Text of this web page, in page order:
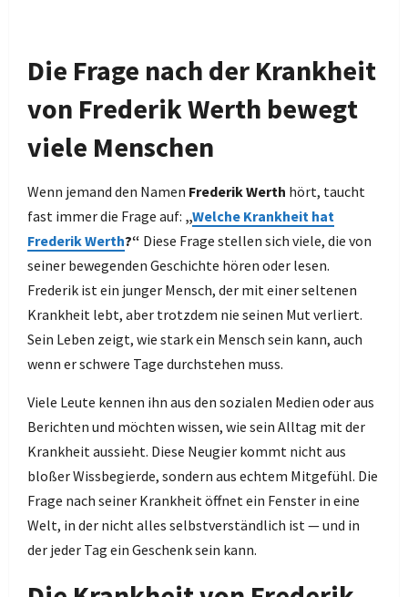
Die Frage nach der Krankheit
von Frederik Werth bewegt
viele Menschen
Wenn jemand den Namen Frederik Werth hört, taucht
fast immer die Frage auf: „Welche Krankheit hat
Frederik Werth?“ Diese Frage stellen sich viele, die von
seiner bewegenden Geschichte hören oder lesen.
Frederik ist ein junger Mensch, der mit einer seltenen
Krankheit lebt, aber trotzdem nie seinen Mut verliert.
Sein Leben zeigt, wie stark ein Mensch sein kann, auch
wenn er schwere Tage durchstehen muss.
Viele Leute kennen ihn aus den sozialen Medien oder aus
Berichten und möchten wissen, wie sein Alltag mit der
Krankheit aussieht. Diese Neugier kommt nicht aus
bloßer Wissbegierde, sondern aus echtem Mitgefühl. Die
Frage nach seiner Krankheit öffnet ein Fenster in eine
Welt, in der nicht alles selbstverständlich ist — und in
der jeder Tag ein Geschenk sein kann.